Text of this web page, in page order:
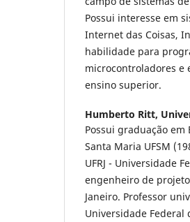
Possui interesse em
Internet das Coisas,
habilidade para
microcontroladores e
ensino superior.
Humberto Ritt,
Possui graduação
Santa Maria UFSM
UFRJ - Universidade
engenheiro de
Janeiro. Professor
Universidade Federal